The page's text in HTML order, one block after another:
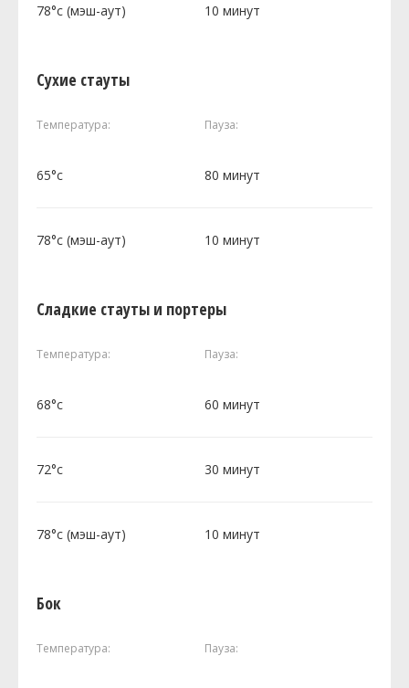
78°c (мэш-аут) 10 минут
Сухие стауты
Температура: Пауза:
65°c 80 минут
78°c (мэш-аут) 10 минут
Сладкие стауты и портеры
Температура: Пауза:
68°c 60 минут
72°c 30 минут
78°c (мэш-аут) 10 минут
Бок
Температура: Пауза: